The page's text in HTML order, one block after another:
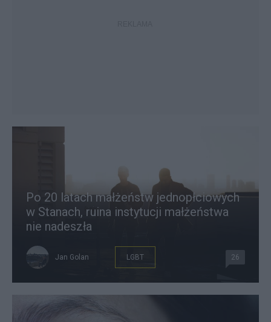
Po 20 latach małżeństw jednopłciowych
w Stanach, ruina instytucji małżeństwa
nie nadeszła
Jan Golan LGBT 26